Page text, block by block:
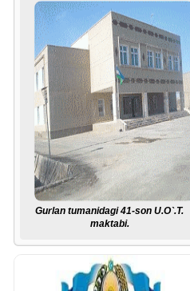
Gurlan tumanidagi 41-son U.O`.T.
maktabi.